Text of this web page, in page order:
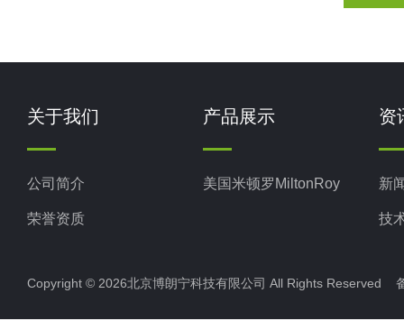
关于我们
公司简介
荣誉资质
产品展示
美国米顿罗MiltonRoy
资
新
技
Copyright © 2026北京博朗宁科技有限公司 All Rights Reserved